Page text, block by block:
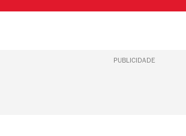
PUBLICIDADE